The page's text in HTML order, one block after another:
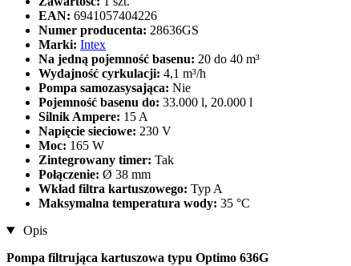
EAN: 6941057404226
Numer producenta: 28636GS
Marki: Intex
Na jedną pojemność basenu: 20 do 40 m³
Wydajność cyrkulacji: 4,1 m³/h
Pompa samozasysająca: Nie
Pojemność basenu do: 33.000 l, 20.000 l
Silnik Ampere: 15 A
Napięcie sieciowe: 230 V
Moc: 165 W
Zintegrowany timer: Tak
Połączenie: Ø 38 mm
Wkład filtra kartuszowego: Typ A
Maksymalna temperatura wody: 35 °C
Opis
Pompa filtrująca kartuszowa typu Optimo 636G